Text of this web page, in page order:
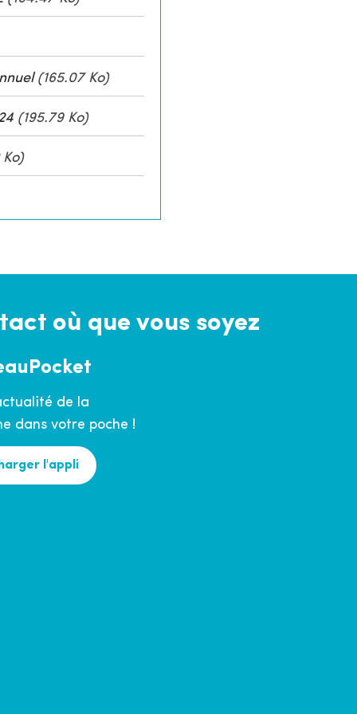
(165.07 Ko)
(195.79 Ko)
où que vous soyez
de la
dans votre poche !
l'appli